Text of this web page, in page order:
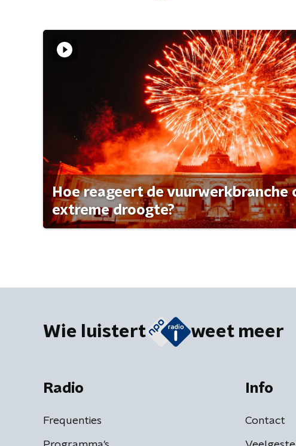
Hoe reageert de vuurwerkbranche
extreme droogte?
Wie luistert weet meer
Radio
Frequenties
Info
Contact